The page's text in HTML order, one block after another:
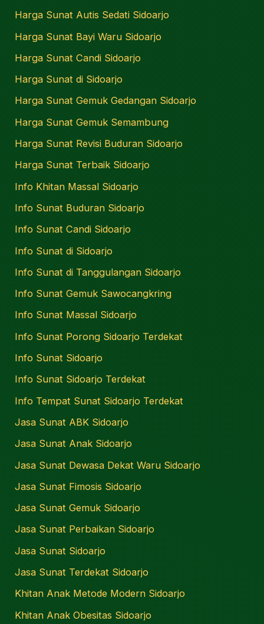
Harga Sunat Autis Sedati Sidoarjo
Harga Sunat Bayi Waru Sidoarjo
Harga Sunat Candi Sidoarjo
Harga Sunat di Sidoarjo
Harga Sunat Gemuk Gedangan Sidoarjo
Harga Sunat Gemuk Semambung
Harga Sunat Revisi Buduran Sidoarjo
Harga Sunat Terbaik Sidoarjo
Info Khitan Massal Sidoarjo
Info Sunat Buduran Sidoarjo
Info Sunat Candi Sidoarjo
Info Sunat di Sidoarjo
Info Sunat di Tanggulangan Sidoarjo
Info Sunat Gemuk Sawocangkring
Info Sunat Massal Sidoarjo
Info Sunat Porong Sidoarjo Terdekat
Info Sunat Sidoarjo
Info Sunat Sidoarjo Terdekat
Info Tempat Sunat Sidoarjo Terdekat
Jasa Sunat ABK Sidoarjo
Jasa Sunat Anak Sidoarjo
Jasa Sunat Dewasa Dekat Waru Sidoarjo
Jasa Sunat Fimosis Sidoarjo
Jasa Sunat Gemuk Sidoarjo
Jasa Sunat Perbaikan Sidoarjo
Jasa Sunat Sidoarjo
Jasa Sunat Terdekat Sidoarjo
Khitan Anak Metode Modern Sidoarjo
Khitan Anak Obesitas Sidoarjo